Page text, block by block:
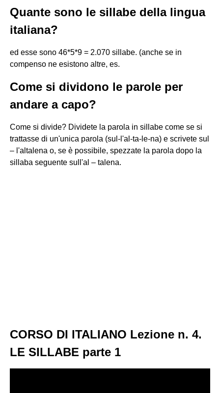
Quante sono le sillabe della lingua
italiana?
ed esse sono 46*5*9 = 2.070 sillabe. (anche se in
compenso ne esistono altre, es.
Come si dividono le parole per
andare a capo?
Come si divide? Dividete la parola in sillabe come se si
trattasse di un'unica parola (sul-l'al-ta-le-na) e scrivete sul
– l'altalena o, se è possibile, spezzate la parola dopo la
sillaba seguente sull'al – talena.
CORSO DI ITALIANO Lezione n. 4.
LE SILLABE parte 1